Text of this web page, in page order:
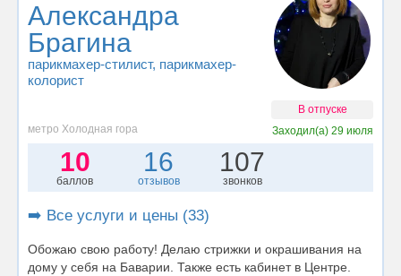
Александра
Брагина
парикмахер-стилист, парикмахер-
колорист
В отпуске
метро Холодная гора
Заходил(а) 29 июля
10
баллов
16
отзывов
107
звонков
➡️ Все услуги и цены (33)
Обожаю свою работу! Делаю стрижки и окрашивания на
дому у себя на Баварии. Также есть кабинет в Центре.